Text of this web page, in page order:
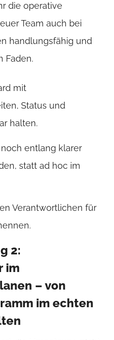
die operative
Team auch bei
handlungsfähig und
Faden.
mit
Status und
halten.
entlang klarer
statt ad hoc im
Verantwortlichen für
2:
im
– von
im echten